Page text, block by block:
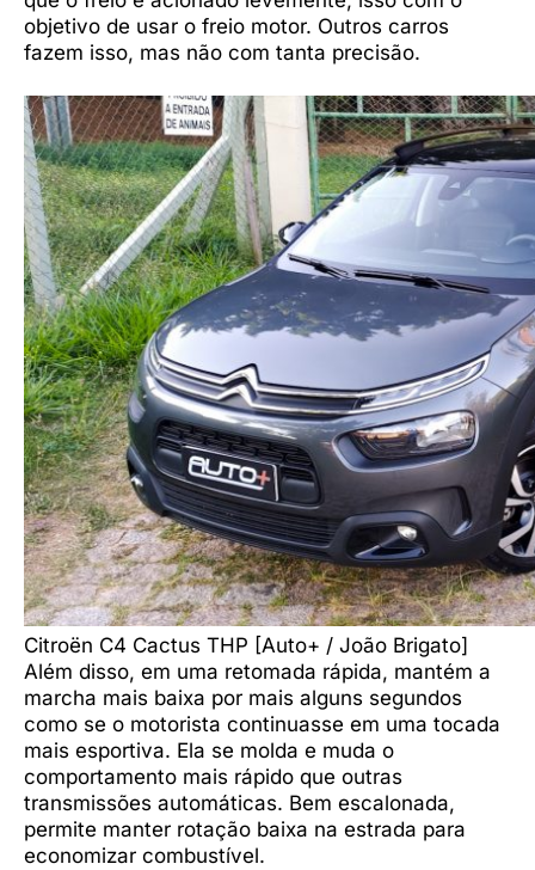
objetivo de usar o freio motor. Outros carros
fazem isso, mas não com tanta precisão.
Citroën C4 Cactus THP [Auto+ / João Brigato]
Além disso, em uma retomada rápida, mantém a
marcha mais baixa por mais alguns segundos
como se o motorista continuasse em uma tocada
mais esportiva. Ela se molda e muda o
comportamento mais rápido que outras
transmissões automáticas. Bem escalonada,
permite manter rotação baixa na estrada para
economizar combustível.